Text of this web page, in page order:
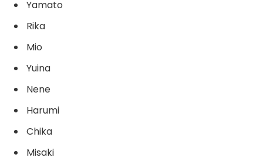
Yamato
Rika
Mio
Yuina
Nene
Harumi
Chika
Misaki